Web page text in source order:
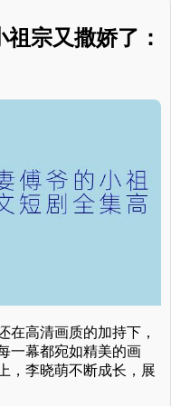
宗又撒娇了：
在高清画质的加持下，
一幕都宛如精美的画
，李晓萌不断成长，展